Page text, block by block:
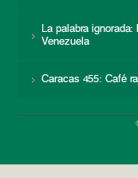
La palabra
Venezuela
Caracas 455: Café